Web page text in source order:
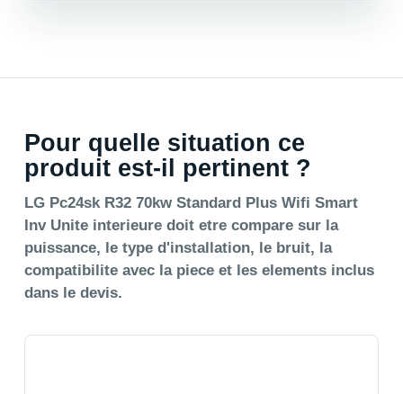
Pour quelle situation ce
produit est-il pertinent ?
LG Pc24sk R32 70kw Standard Plus Wifi Smart
Inv Unite interieure doit etre compare sur la
puissance, le type d'installation, le bruit, la
compatibilite avec la piece et les elements inclus
dans le devis.